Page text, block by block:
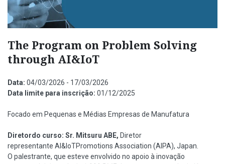
The Program on Problem Solving
through AI&IoT
Data: 04/03/2026 - 17/03/2026
Data limite para inscrição: 01/12/2025
Focado em Pequenas e Médias Empresas de Manufatura
Diretordo curso: Sr. Mitsuru ABE, Diretor
representante AI&IoTPromotions Association (AIPA), Japan.
O palestrante, que esteve envolvido no apoio à inovação